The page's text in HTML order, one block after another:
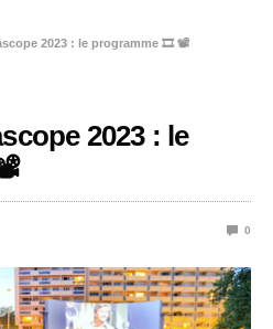
2023 : le programme 🎞️ 📽️
2023 : le
0